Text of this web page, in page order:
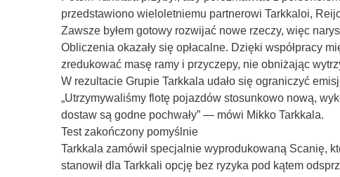
przedstawiono wieloletniemu partnerowi Tarkkaloi,
Zawsze byłem gotowy rozwijać nowe rzeczy, więc
Obliczenia okazały się opłacalne. Dzięki współpracy
zredukować masę ramy i przyczepy, nie obniżając
W rezultacie Grupie Tarkkala udało się ograniczyć
„Utrzymywaliśmy flotę pojazdów stosunkowo nową,
dostaw są godne pochwały” — mówi Mikko Tarkkala.
Test zakończony pomyślnie
Tarkkala zamówił specjalnie wyprodukowaną Scanię,
stanowił dla Tarkkali opcję bez ryzyka pod kątem